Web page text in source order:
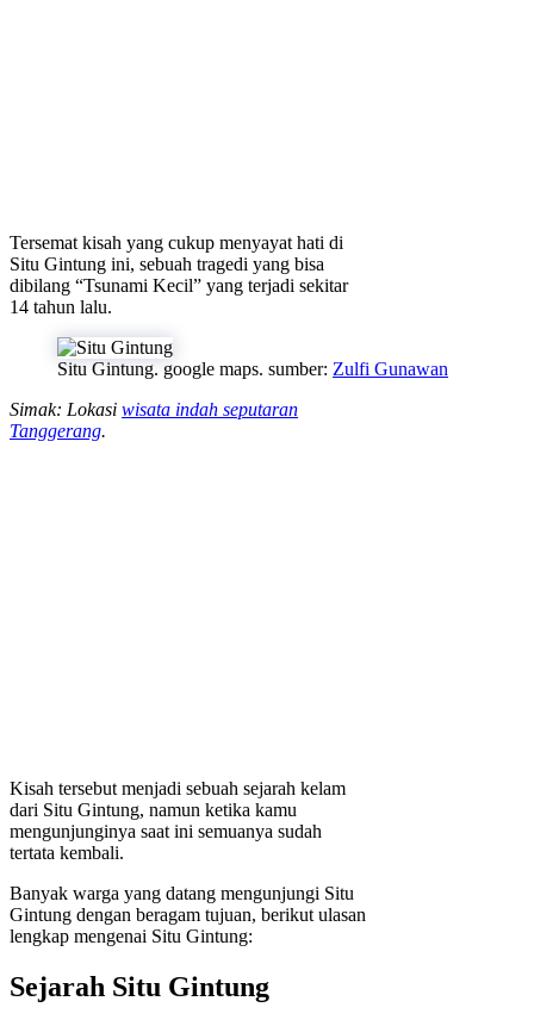
Tersemat kisah yang cukup menyayat hati di
Situ Gintung ini, sebuah tragedi yang bisa
dibilang “Tsunami Kecil” yang terjadi sekitar
14 tahun lalu.
Situ Gintung. google maps. sumber: Zulfi Gunawan
Simak: Lokasi wisata indah seputaran
Tanggerang.
Kisah tersebut menjadi sebuah sejarah kelam
dari Situ Gintung, namun ketika kamu
mengunjunginya saat ini semuanya sudah
tertata kembali.
Banyak warga yang datang mengunjungi Situ
Gintung dengan beragam tujuan, berikut ulasan
lengkap mengenai Situ Gintung:
Sejarah Situ Gintung